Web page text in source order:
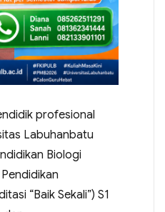
profesional
Labuhanbatu
Biologi
Pendidikan
“Baik Sekali”) S1